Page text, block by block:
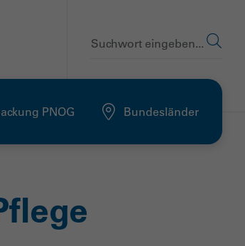
Suchwort eingeben...
PNOG Bundesländer